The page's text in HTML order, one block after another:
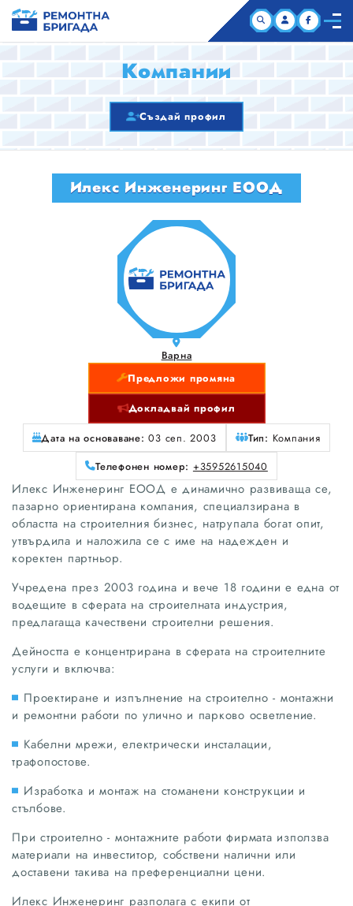
КОМПАНИИ
ЗА НАС
Компании
Създай профил
Илекс Инженеринг ЕООД
Варна
Предложи промяна
Докладвай профил
Дата на основаване: 03 сеп. 2003 Тип: Компания
Телефонен номер: +35952615040
Илекс Инженеринг ЕООД е динамично развиваща се,
пазарно ориентирана компания, специалзирана в
областта на строителния бизнес, натрупала богат опит,
утвърдила и наложила се с име на надежден и
коректен партньор.
Учредена през 2003 година и вече 18 години е една от
водещите в сферата на строителната индустрия,
предлагаща качествени строителни решения.
Дейността е концентрирана в сферата на строителните
услуги и включва:
Проектиране и изпълнение на строително - монтажни
и ремонтни работи по улично и парково осветление.
Кабелни мрежи, електрически инсталации,
трафопостове.
Изработка и монтаж на стоманени конструкции и
стълбове.
При строително - монтажните работи фирмата използва
материали на инвеститор, собствени налични или
доставени такива на преференциални цени.
Илекс Инженеринг разполага с екипи от